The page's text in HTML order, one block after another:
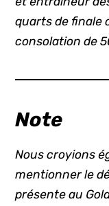
quarts de finale
consolation de
Note
Nous croyions
mentionner le
présente au